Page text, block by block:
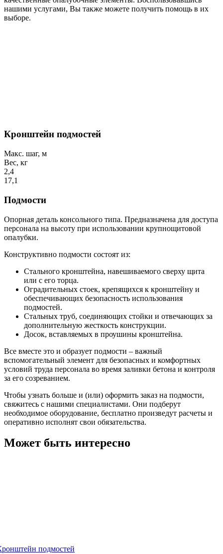
нашими услугами, Вы также можете получить помощь в их
выборе.
Кронштейн подмостей
Макс. шаг, м
Вес, кг
2,4
17,1
Подмости
Опорная деталь консольного типа. Предназначена для доступа
персонала на высоту при использовании крупнощитовой
опалубки.
Конструктивно подмости состоят из:
Стального кронштейна, навешиваемого сверху щита
или с его торца.
Оградительных стоек, крепящихся к кронштейну и
обеспечивающих безопасность использования
подмостей.
Стальных труб, соединяющих стойки и отвечающих за
дополнительную жесткость конструкции.
Досок, вставляемых в проушины кронштейна.
Все вместе это и образует подмости – важный
вспомогательный элемент для безопасных и комфортных
условий труда персонала во время заливки бетона и контроля
за его созреванием.
Чтобы узнать больше и (или) оформить заказ на подмости,
свяжитесь с нашими специалистами. Они подберут
необходимое оборудование, бесплатно произведут расчеты и
оперативно исполнят свои обязательства.
Может быть интересно
подмостей